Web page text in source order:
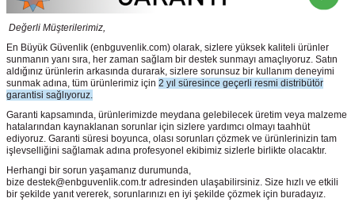
Değerli Müşterilerimiz,
En Büyük Güvenlik (enbguvenlik.com) olarak, sizlere yüksek kaliteli ürünler
sunmanın yanı sıra, her zaman sağlam bir destek sunmayı amaçlıyoruz. Satın
aldığınız ürünlerin arkasında durarak, sizlere sorunsuz bir kullanım deneyimi
sunmak adına, tüm ürünlerimiz için 2 yıl süresince geçerli resmi distribütör
garantisi sağlıyoruz.
Garanti kapsamında, ürünlerimizde meydana gelebilecek üretim veya malzeme
hatalarından kaynaklanan sorunlar için sizlere yardımcı olmayı taahhüt
ediyoruz. Garanti süresi boyunca, olası sorunları çözmek ve ürünlerinizin tam
işlevselliğini sağlamak adına profesyonel ekibimiz sizlerle birlikte olacaktır.
Herhangi bir sorun yaşamanız durumunda,
bize destek@enbguvenlik.com.tr adresinden ulaşabilirsiniz. Size hızlı ve etkili
bir şekilde yanıt vererek, sorunlarınızı en iyi şekilde çözmek için buradayız.